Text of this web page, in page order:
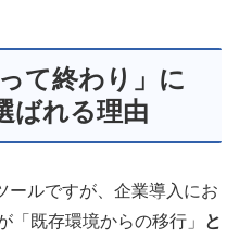
て終わり」に
ばれる理由
ールですが、企業導入にお
「既存環境からの移行」
と